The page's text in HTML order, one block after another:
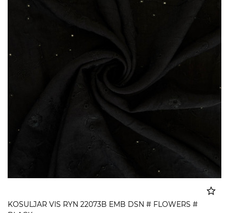
KOSULJAR VIS RYN 22073B EMB DSN # FLOWERS #